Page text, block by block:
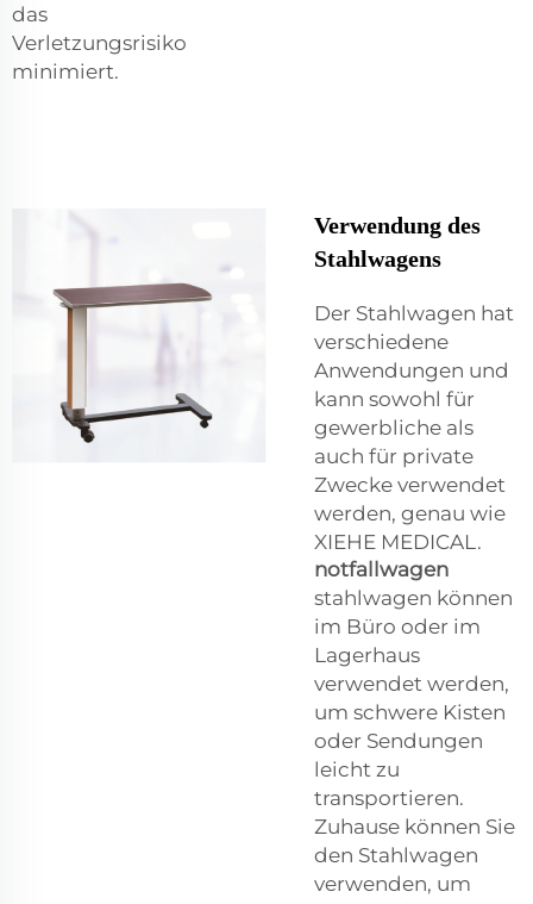
das
Verletzungsrisiko
minimiert.
Verwendung des
Stahlwagens
Der Stahlwagen hat
verschiedene
Anwendungen und
kann sowohl für
gewerbliche als
auch für private
Zwecke verwendet
werden, genau wie
XIEHE MEDICAL.
notfallwagen
stahlwagen können
im Büro oder im
Lagerhaus
verwendet werden,
um schwere Kisten
oder Sendungen
leicht zu
transportieren.
Zuhause können Sie
den Stahlwagen
verwenden, um